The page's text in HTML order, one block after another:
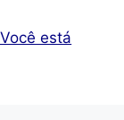
está